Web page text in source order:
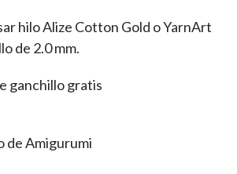
hilo Alize Cotton Gold o YarnArt
de 2.0 mm.
ganchillo gratis
de Amigurumi